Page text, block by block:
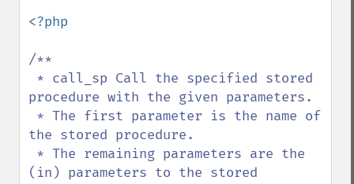
<?php
/**
procedure with the given parameters.
the stored procedure.
(in) parameters to the stored